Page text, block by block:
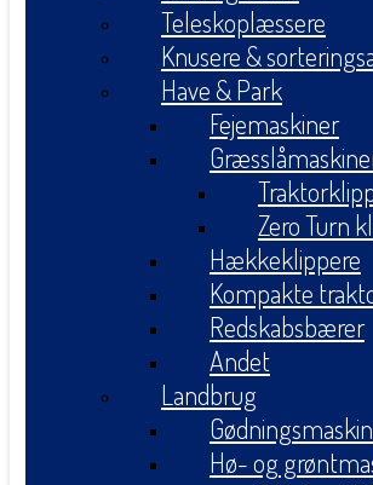
Teleskoplæssere
Knusere &
Have & Park
Fejemaskiner
Zero Turn
Hækkeklippere
Kompakte
Redskabsbærer
Andet
Landbrug
Hø- og